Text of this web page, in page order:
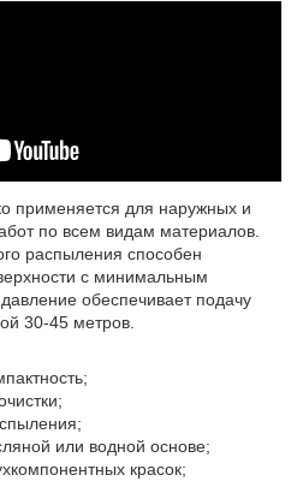
применяется для наружных и
по всем видам материалов.
распыления способен
с минимальным
обеспечивает подачу
30-45 метров.
или водной основе;
красок;